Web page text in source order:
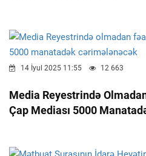
14 İyul 2025 11:55 12 663
Media Reyestrində
Çap Mediası 5000